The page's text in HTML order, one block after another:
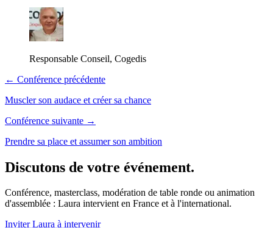
Responsable Conseil, Cogedis
← Conférence précédente
Muscler son audace et créer sa chance
Conférence suivante →
Prendre sa place et assumer son ambition
Discutons de votre événement.
Conférence, masterclass, modération de table ronde ou animation
d'assemblée : Laura intervient en France et à l'international.
Inviter Laura à intervenir